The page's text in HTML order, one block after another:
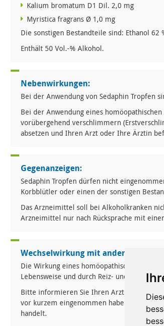
Kalium bromatum D1 Dil. 2,0 mg
Myristica fragrans Ø 1,0 mg
Die sonstigen Bestandteile sind: Ethanol 62
Enthält 50 Vol.-% Alkohol.
Nebenwirkungen:
Bei der Anwendung von Sedaphin Tropfen
Bei der Anwendung eines
vorübergehend verschlimmern
absetzen und Ihren Arzt oder Ihre Ärztin
Gegenanzeigen:
Sedaphin Tropfen dürfen nicht
Korbblütler oder einen der sonstigen
Das Arzneimittel soll bei Alkoholkranken
Arzneimittel nur nach Rücksprache mit
Wechselwirkung mit anderen Mitteln:
Die Wirkung eines homöopathischen
Lebensweise und durch Reiz- und
Bitte informieren Sie Ihren Arzt oder
vor kurzem eingenommen haben, auch
handelt.